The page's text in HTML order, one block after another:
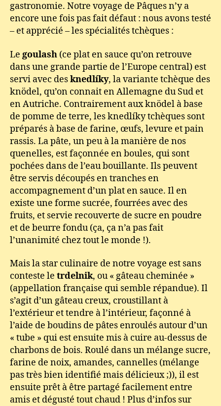
gastronomie. Notre voyage de Pâques n’y a
encore une fois pas fait défaut : nous avons testé
– et apprécié – les spécialités tchèques :
Le goulash (ce plat en sauce qu’on retrouve
dans une grande partie de l’Europe central) est
servi avec desknedlíky, la variante tchèque des
knödel, qu’on connait en Allemagne du Sud et
en Autriche. Contrairement aux knödel à base
de pomme de terre, les knedlíky tchèques sont
préparés à base de farine, œufs, levure et pain
rassis. La pâte, un peu à la manière de nos
quenelles, est façonnée en boules, qui sont
pochées dans de l’eau bouillante. Ils peuvent
être servis découpés en tranches en
accompagnement d’un plat en sauce. Il en
existe une forme sucrée, fourrées avec des
fruits, et servie recouverte de sucre en poudre
et de beurre fondu (ça, ça n’a pas fait
l’unanimité chez tout le monde !).
Mais la star culinaire de notre voyage est sans
conteste le trdelnik, ou « gâteau cheminée »
(appellation française qui semble répandue). Il
s’agit d’un gâteau creux, croustillant à
l’extérieur et tendre à l’intérieur, façonné à
l’aide de boudins de pâtes enroulés autour d’un
« tube » qui est ensuite mis à cuire au-dessus de
charbons de bois. Roulé dans un mélange sucre,
farine de noix, amandes, cannelles (mélange
pas très bien identifié mais délicieux ;)), il est
ensuite prêt à être partagé facilement entre
amis et dégusté tout chaud ! Plus d’infos sur